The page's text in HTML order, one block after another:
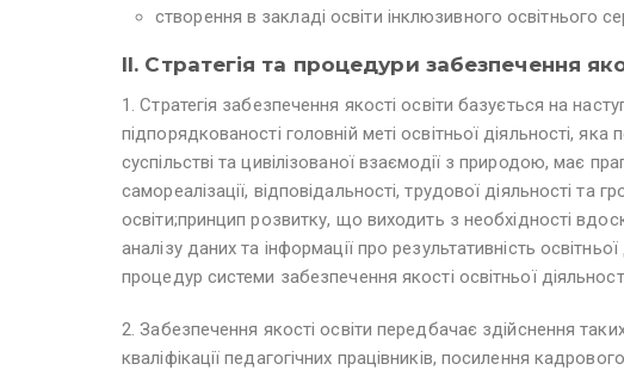
створення в закладі освіти інклюзивного освітнього
II. Стратегія та процедури забезпечення
1. Стратегія забезпечення якості освіти базується на
підпорядкованості головній меті освітньої діяльності,
суспільстві та цивілізованої взаємодії з природою, має
самореалізації, відповідальності, трудової діяльності
освіти;принцип розвитку, що виходить з необхідності
аналізу даних та інформації про результативність
процедур системи забезпечення якості освітньої
2. Забезпечення якості освіти передбачає здійснення
кваліфікації педагогічних працівників, посилення